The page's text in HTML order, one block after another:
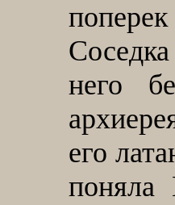
него
его